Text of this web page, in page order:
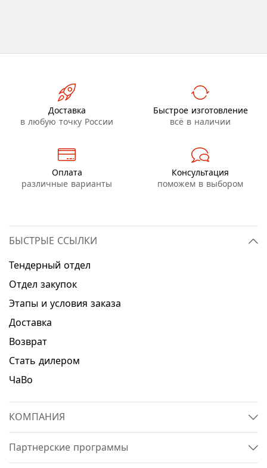
Доставка
в любую точку России
Быстрое изготовление
всё в наличии
Оплата
различные варианты
Консультация
поможем в выбором
БЫСТРЫЕ ССЫЛКИ
Тендерный отдел
Отдел закупок
Этапы и условия заказа
Доставка
Возврат
Стать дилером
ЧаВо
КОМПАНИЯ
Партнерские программы